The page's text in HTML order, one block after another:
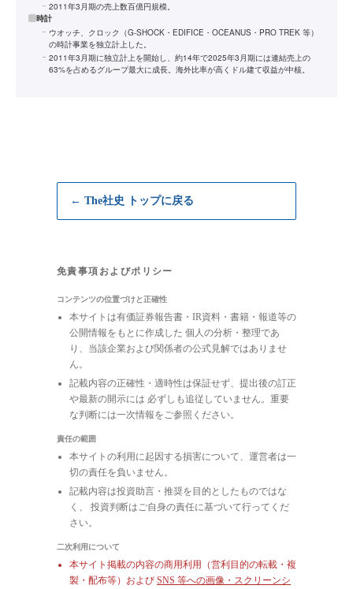
2011年3月期の売上数百億円規模。
時計
ウオッチ、クロック（G-SHOCK・EDIFICE・OCEANUS・PRO TREK 等）
の時計事業を独立計上した。
2011年3月期に独立計上を開始し、約14年で2025年3月期には連結売上の
63%を占めるグループ最大に成長。海外比率が高くドル建て収益が中核。
← The社史 トップに戻る
免責事項およびポリシー
コンテンツの位置づけと正確性
本サイトは有価証券報告書・IR資料・書籍・報道等の
公開情報をもとに作成した 個人の分析・整理であ
り、当該企業および関係者の公式見解ではありませ
ん。
記載内容の正確性・適時性は保証せず、提出後の訂正
や最新の開示には 必ずしも追従していません。重要
な判断には一次情報をご参照ください。
責任の範囲
本サイトの利用に起因する損害について、運営者は一
切の責任を負いません。
記載内容は投資助言・推奨を目的としたものではな
く、 投資判断はご自身の責任に基づいて行ってくだ
さい。
二次利用について
本サイト掲載の内容の商用利用（営利目的の転載・複
製・配布等）および SNS 等への画像・スクリーンシ